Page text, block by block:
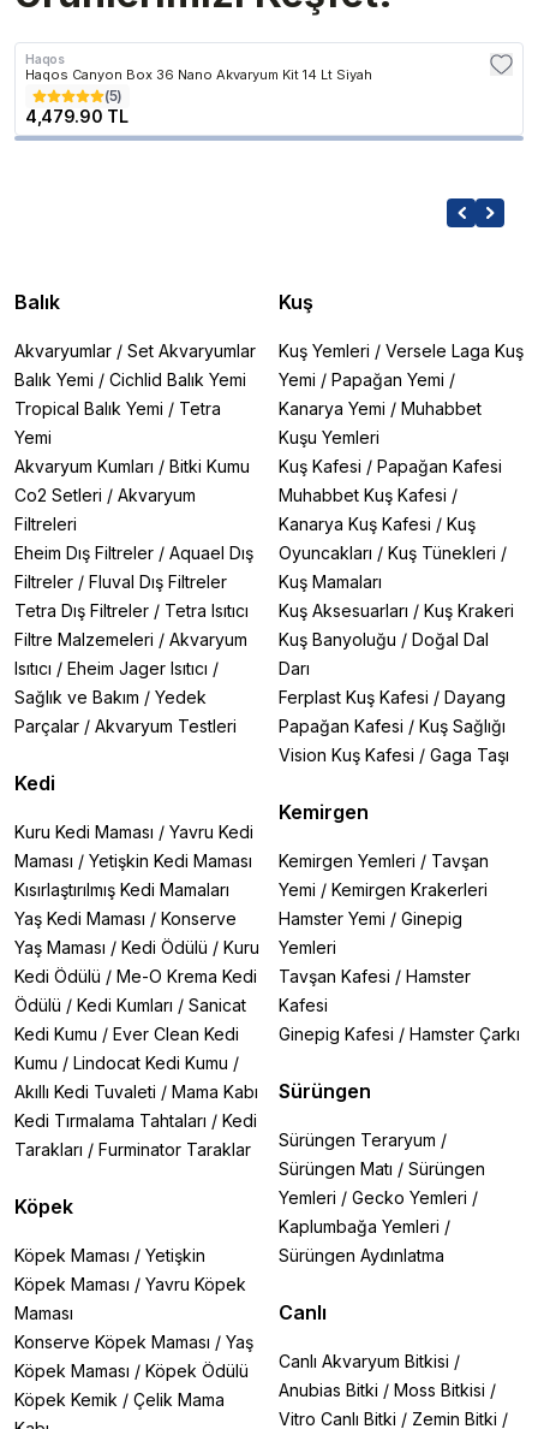
Haqos
Haqos Canyon Box 36 Nano Akvaryum Kit 14 Lt Siyah
(5)
4,479.90 TL
Balık
Akvaryumlar / Set Akvaryumlar
Balık Yemi / Cichlid Balık Yemi
Tropical Balık Yemi / Tetra
Yemi
Akvaryum Kumları / Bitki Kumu
Co2 Setleri / Akvaryum
Filtreleri
Eheim Dış Filtreler / Aquael Dış
Filtreler / Fluval Dış Filtreler
Tetra Dış Filtreler / Tetra Isıtıcı
Filtre Malzemeleri / Akvaryum
Isıtıcı / Eheim Jager Isıtıcı /
Sağlık ve Bakım / Yedek
Parçalar / Akvaryum Testleri
Kedi
Kuru Kedi Maması / Yavru Kedi
Maması / Yetişkin Kedi Maması
Kısırlaştırılmış Kedi Mamaları
Yaş Kedi Maması / Konserve
Yaş Maması / Kedi Ödülü / Kuru
Kedi Ödülü / Me-O Krema Kedi
Ödülü / Kedi Kumları / Sanicat
Kedi Kumu / Ever Clean Kedi
Kumu / Lindocat Kedi Kumu /
Akıllı Kedi Tuvaleti / Mama Kabı
Kedi Tırmalama Tahtaları / Kedi
Tarakları / Furminator Taraklar
Köpek
Köpek Maması / Yetişkin
Köpek Maması / Yavru Köpek
Maması
Konserve Köpek Maması / Yaş
Köpek Maması / Köpek Ödülü
Köpek Kemik / Çelik Mama
Kuş
Kuş Yemleri / Versele Laga Kuş
Yemi / Papağan Yemi /
Kanarya Yemi / Muhabbet
Kuşu Yemleri
Kuş Kafesi / Papağan Kafesi
Muhabbet Kuş Kafesi /
Kanarya Kuş Kafesi / Kuş
Oyuncakları / Kuş Tünekleri /
Kuş Mamaları
Kuş Aksesuarları / Kuş Krakeri
Kuş Banyoluğu / Doğal Dal
Darı
Ferplast Kuş Kafesi / Dayang
Papağan Kafesi / Kuş Sağlığı
Vision Kuş Kafesi / Gaga Taşı
Kemirgen
Kemirgen Yemleri / Tavşan
Yemi / Kemirgen Krakerleri
Hamster Yemi / Ginepig
Yemleri
Tavşan Kafesi / Hamster
Kafesi
Ginepig Kafesi / Hamster Çarkı
Sürüngen
Sürüngen Teraryum /
Sürüngen Matı / Sürüngen
Yemleri / Gecko Yemleri /
Kaplumbağa Yemleri /
Sürüngen Aydınlatma
Canlı
Canlı Akvaryum Bitkisi /
Anubias Bitki / Moss Bitkisi /
Vitro Canlı Bitki / Zemin Bitki /